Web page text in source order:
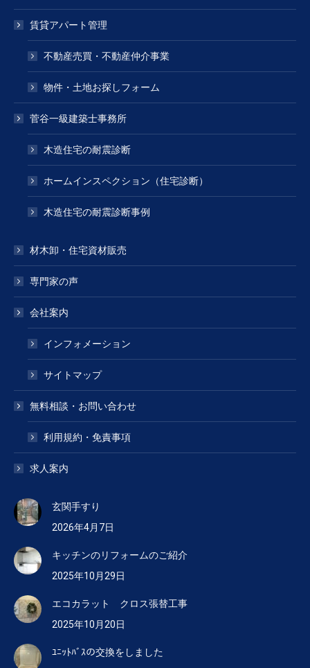
賃貸アパート管理
不動産売買・不動産仲介事業
物件・土地お探しフォーム
菅谷一級建築士事務所
木造住宅の耐震診断
ホームインスペクション（住宅診断）
木造住宅の耐震診断事例
材木卸・住宅資材販売
専門家の声
会社案内
インフォメーション
サイトマップ
無料相談・お問い合わせ
利用規約・免責事項
求人案内
玄関手すり
2026年4月7日
キッチンのリフォームのご紹介
2025年10月29日
エコカラット クロス張替工事
2025年10月20日
ﾕﾆｯﾄﾊﾞｽの交換をしました